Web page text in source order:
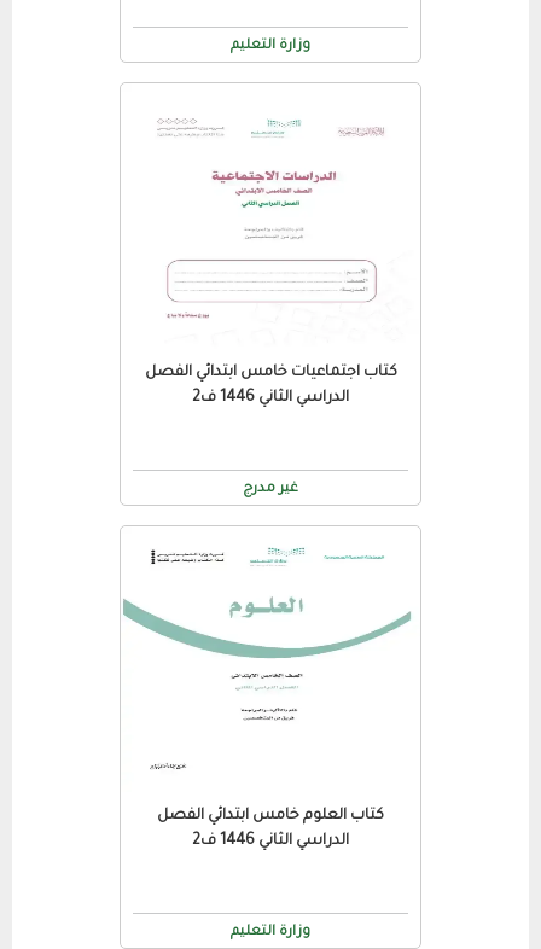
وزارة التعليم
كتاب اجتماعيات خامس ابتدائي الفصل
الدراسي الثاني 1446 ف2
غير مدرج
كتاب العلوم خامس ابتدائي الفصل
الدراسي الثاني 1446 ف2
وزارة التعليم